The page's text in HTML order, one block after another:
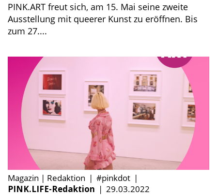
PINK.ART freut sich, am 15. Mai seine zweite
Ausstellung mit queerer Kunst zu eröffnen. Bis
zum 27....
Magazin | Redaktion | #pinkdot |
PINK.LIFE-Redaktion | 29.03.2022